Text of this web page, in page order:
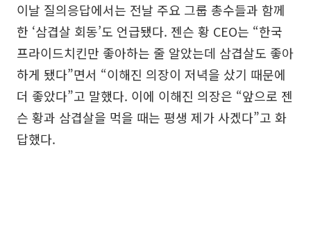
이날 질의응답에서는 전날 주요 그룹 총수들과 함께
한 ‘삼겹살 회동’도 언급됐다. 젠슨 황 CEO는 “한국
프라이드치킨만 좋아하는 줄 알았는데 삼겹살도 좋아
하게 됐다”면서 “이해진 의장이 저녁을 샀기 때문에
더 좋았다”고 말했다. 이에 이해진 의장은 “앞으로 젠
슨 황과 삼겹살을 먹을 때는 평생 제가 사겠다”고 화
답했다.